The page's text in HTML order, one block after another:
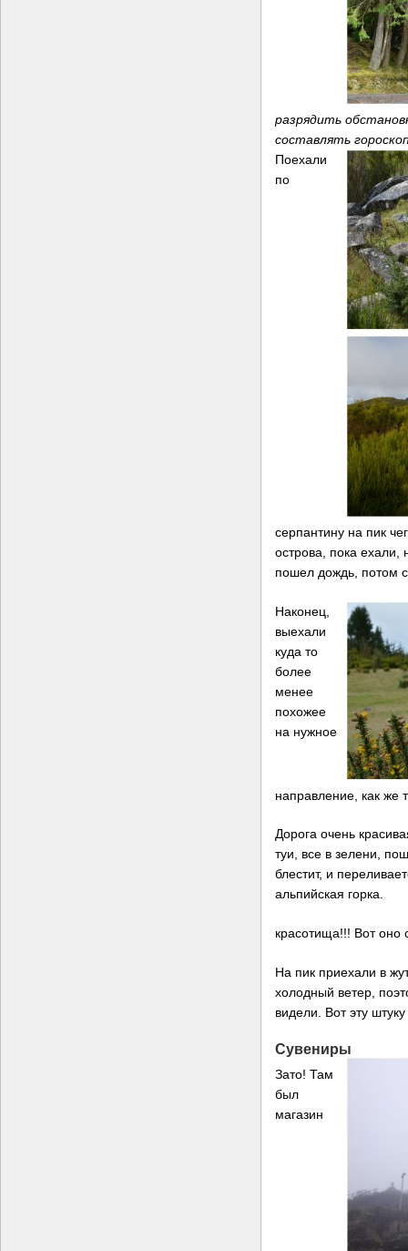
разрядить
составлять
Поехали
по
серпантину на пик
острова, пока ехали,
пошел дождь, потом
Наконец,
выехали
куда то
более
менее
похожее
на нужное
направление, как же
Дорога очень
туи, все в зелени,
блестит, и
альпийская горка.
красотища!!! Вот оно
На пик приехали в
холодный ветер,
видели. Вот эту штуку
Сувениры
Зато! Там
был
магазин